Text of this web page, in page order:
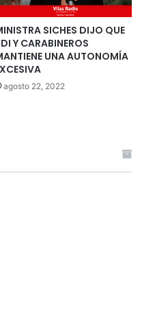
SICHES DIJO QUE
Y CARABINEROS
UNA AUTONOMÍA
agosto 22, 2022